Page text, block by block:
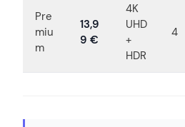
Pre
miu
m
13,9
9 €
4K
UHD
+
HDR
4